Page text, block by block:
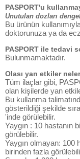
PASPORT'u
Unutulan dozları
Bu ürünün
doktorunuza ya da
PASPORT ile tedavi
Bulunmamaktadır.
Olası yan etkiler
Tüm ilaçlar gibi,
olan kişilerde yan
Bu kullanma
gösterildiği şekilde
'inde görülebilir.
Yaygın : 10 hastanın
görülebilir.
Yaygın olmayan: 100
birinden fazla